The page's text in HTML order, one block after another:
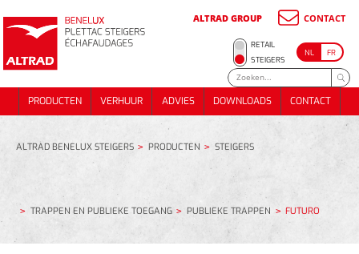
ALTRAD GROUP CONTACT
RETAIL
STEIGERS
NL FR
PRODUCTEN
METSSTEIGER
TRAPPEN EN PUBLIEKE TOEGANG
EVENTS
ALUMINIUM DAKWERKSTELLING 74 m²
VERHUUR ADVIES DOWNLOADS CONTACT
METSSTEIGER
ONDERSTEUNINGS- STEIGER
DOWNLOADS
ALTRAD BENELUX STEIGERS PRODUCTEN STEIGERS
TRAPPEN EN PUBLIEKE TOEGANG PUBLIEKE TRAPPEN FUTURO